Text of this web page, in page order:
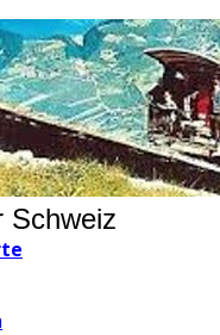
Schweiz